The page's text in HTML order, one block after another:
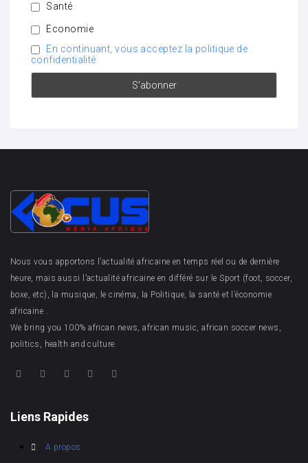
Santé
Economie
En continuant, vous acceptez la politique de
confidentialité
Nous vous apportons l’actualité africaine en temps réel ou de dernière
heure, mais aussi l’actualité africaine en différé sur le Sport (foot, soccer,
boxe, etc), la musique, le cinéma, la Politique, la santé et l’économie
africaine .
We bring you 100% african news, african music, african soccer news,
politics, health and culture.
Liens Rapides
A propos